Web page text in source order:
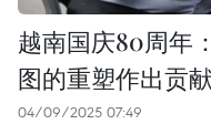
越南国庆80周年
图的重塑作出贡献
04/09/2025 07:49